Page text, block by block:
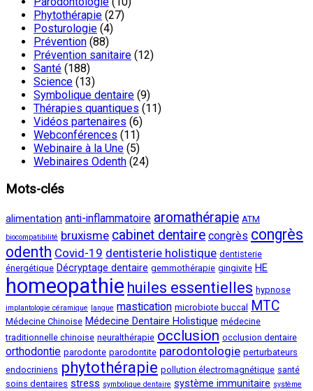
Phytothérapie (27)
Posturologie (4)
Prévention (88)
Prévention sanitaire (12)
Santé (188)
Science (13)
Symbolique dentaire (9)
Thérapies quantiques (11)
Vidéos partenaires (6)
Webconférences (11)
Webinaire à la Une (5)
Webinaires Odenth (24)
Mots-clés
alimentation anti-inflammatoire aromathérapie ATM
biocompatibilité bruxisme cabinet dentaire congrès congrès
odenth Covid-19 dentisterie holistique dentisterie
énergétique Décryptage dentaire gemmothérapie gingivite HE
homeopathie huiles essentielles hypnose
implantologie céramique langue mastication microbiote buccal MTC
Médecine Chinoise Médecine Dentaire Holistique médecine
traditionnelle chinoise neuralthérapie occlusion occlusion dentaire
orthodontie parodonte parodontite parodontologie perturbateurs
endocriniens phytothérapie pollution électromagnétique santé
soins dentaires stress symbolique dentaire système immunitaire système